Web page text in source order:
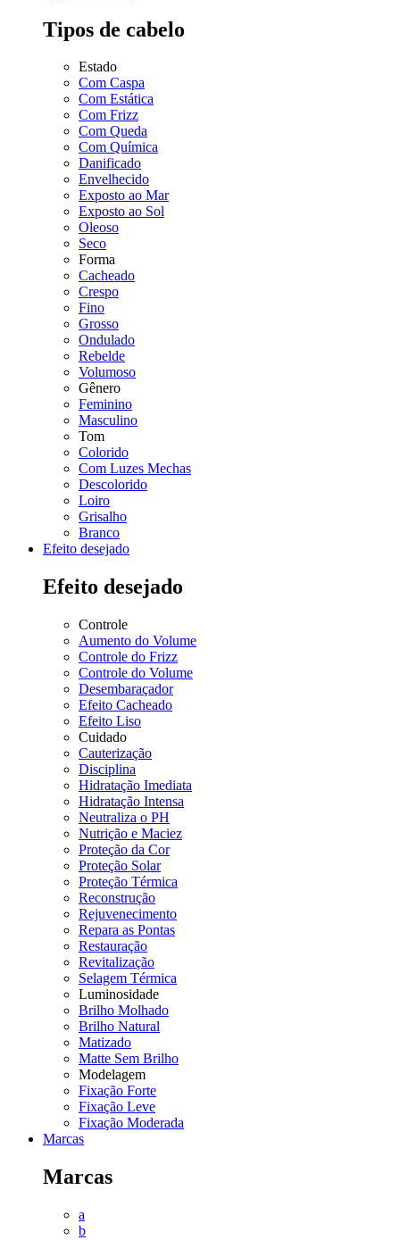
Tipos de cabelo
Estado
Com Caspa
Com Estática
Com Frizz
Com Queda
Com Química
Danificado
Envelhecido
Exposto ao Mar
Exposto ao Sol
Oleoso
Seco
Forma
Cacheado
Crespo
Fino
Grosso
Ondulado
Rebelde
Volumoso
Gênero
Feminino
Masculino
Tom
Colorido
Com Luzes Mechas
Descolorido
Loiro
Grisalho
Branco
Efeito desejado
Efeito desejado
Controle
Aumento do Volume
Controle do Frizz
Controle do Volume
Desembaraçador
Efeito Cacheado
Efeito Liso
Cuidado
Cauterização
Disciplina
Hidratação Imediata
Hidratação Intensa
Neutraliza o PH
Nutrição e Maciez
Proteção da Cor
Proteção Solar
Proteção Térmica
Reconstrução
Rejuvenecimento
Repara as Pontas
Restauração
Revitalização
Selagem Térmica
Luminosidade
Brilho Molhado
Brilho Natural
Matizado
Matte Sem Brilho
Modelagem
Fixação Forte
Fixação Leve
Fixação Moderada
Marcas
Marcas
a
b